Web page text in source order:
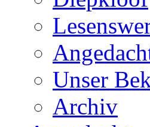
Unser
Archiv